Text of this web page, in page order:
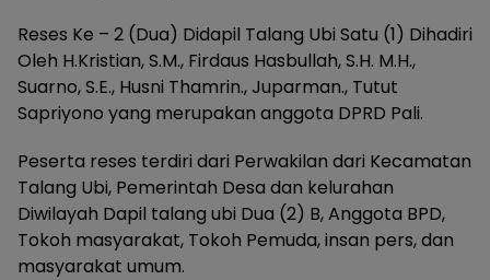
Reses Ke – 2 (Dua) Didapil Talang Ubi Satu (1) Dihadiri
Oleh H.Kristian, S.M., Firdaus Hasbullah, S.H. M.H.,
Suarno, S.E., Husni Thamrin., Juparman., Tutut
Sapriyono yang merupakan anggota DPRD Pali.
Peserta reses terdiri dari Perwakilan dari Kecamatan
Talang Ubi, Pemerintah Desa dan kelurahan
Diwilayah Dapil talang ubi Dua (2) B, Anggota BPD,
Tokoh masyarakat, Tokoh Pemuda, insan pers, dan
masyarakat umum.